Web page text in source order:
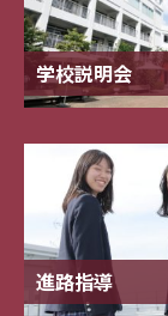
学校説明会
進路指導